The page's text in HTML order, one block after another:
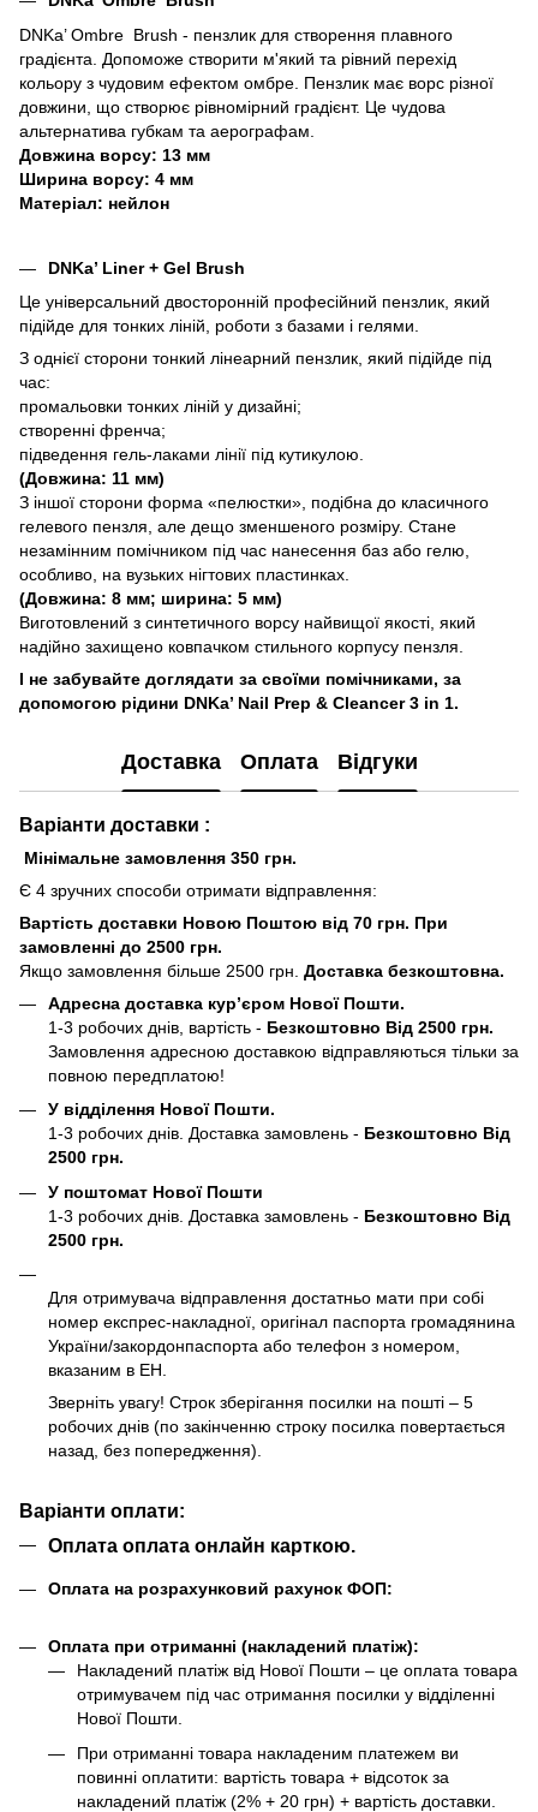
DNKa’ Ombre Brush - пензлик для створення плавного
градієнта. Допоможе створити м'який та рівний перехід
кольору з чудовим ефектом омбре. Пензлик має ворс різної
довжини, що створює рівномірний градієнт. Це чудова
альтернатива губкам та аерографам.
Довжина ворсу: 13 мм
Ширина ворсу: 4 мм
Матеріал: нейлон
DNKa’ Liner + Gel Brush
Це універсальний двосторонній професійний пензлик, який
підійде для тонких ліній, роботи з базами і гелями.
З однієї сторони тонкий лінеарний пензлик, який підійде під
час:
промальовки тонких ліній у дизайні;
створенні френча;
підведення гель-лаками лінії під кутикулою.
(Довжина: 11 мм)
З іншої сторони форма «пелюстки», подібна до класичного
гелевого пензля, але дещо зменшеного розміру. Стане
незамінним помічником під час нанесення баз або гелю,
особливо, на вузьких нігтових пластинках.
(Довжина: 8 мм; ширина: 5 мм)
Виготовлений з синтетичного ворсу найвищої якості, який
надійно захищено ковпачком стильного корпусу пензля.
І не забувайте доглядати за своїми помічниками, за
допомогою рідини DNKa’ Nail Prep & Cleancer 3 in 1.
Доставка Оплата Відгуки
Варіанти доставки :
Мінімальне замовлення 350 грн.
Є 4 зручних способи отримати відправлення:
Вартість доставки Новою Поштою від 70 грн. При
замовленні до 2500 грн.
Якщо замовлення більше 2500 грн. Доставка безкоштовна.
Адресна доставка кур’єром Нової Пошти.
1-3 робочих днів, вартість - Безкоштовно Від 2500 грн.
Замовлення адресною доставкою відправляються тільки за
повною передплатою!
У відділення Нової Пошти.
1-3 робочих днів. Доставка замовлень - Безкоштовно Від
2500 грн.
У поштомат Нової Пошти
1-3 робочих днів. Доставка замовлень - Безкоштовно Від
2500 грн.
Для отримувача відправлення достатньо мати при собі
номер експрес-накладної, оригінал паспорта громадянина
України/закордонпаспорта або телефон з номером,
вказаним в ЕН.
Зверніть увагу! Строк зберігання посилки на пошті – 5
робочих днів (по закінченню строку посилка повертається
назад, без попередження).
Варіанти оплати:
Оплата оплата онлайн карткою.
Оплата на розрахунковий рахунок ФОП:
Оплата при отриманні (накладений платіж):
Накладений платіж від Нової Пошти – це оплата товара
отримувачем під час отримання посилки у відділенні
Нової Пошти.
При отриманні товара накладеним платежем ви
повинні оплатити: вартість товара + відсоток за
накладений платіж (2% + 20 грн) + вартість доставки.